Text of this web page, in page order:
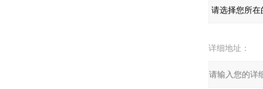
详细地址：